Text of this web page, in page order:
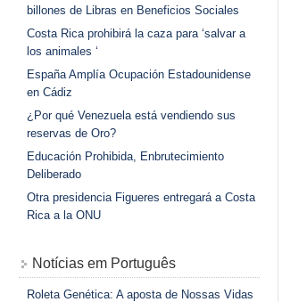
billones de Libras en Beneficios Sociales
Costa Rica prohibirá la caza para ‘salvar a
los animales ‘
España Amplía Ocupación Estadounidense
en Cádiz
¿Por qué Venezuela está vendiendo sus
reservas de Oro?
Educación Prohibida, Enbrutecimiento
Deliberado
Otra presidencia Figueres entregará a Costa
Rica a la ONU
Notícias em Português
Roleta Genética: A aposta de Nossas Vidas